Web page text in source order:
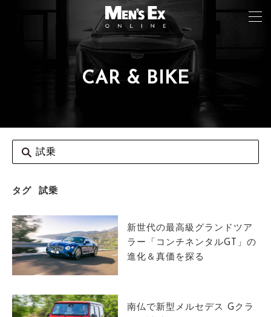
CAR & BIKE
タグ 試乗
新世代の最高級グランドツア
ラー「コンチネンタルGT」の
進化＆真価を探る
南仏で新型メルセデス Gクラ
CAR&BIKE
LIFESTYLE
COLUMN
MAGAZINE
ABOUT SITE
サイトマップ